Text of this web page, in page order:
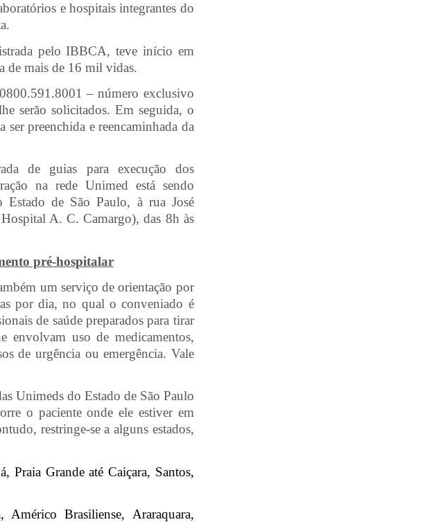
e hospitais integrantes do
pelo IBBCA, teve início em
de mais de 16 mil vidas.
– número exclusivo
serão solicitados. Em seguida, o
ser preenchida e reencaminhada da
de guias para execução dos
na rede Unimed está sendo
Estado de São Paulo, à rua José
A. C. Camargo), das 8h às
pré-hospitalar
um serviço de orientação por
por dia, no qual o conveniado é
de saúde preparados para tirar
envolvam uso de medicamentos,
de urgência ou emergência. Vale
Unimeds do Estado de São Paulo
o paciente onde ele estiver em
restringe-se a alguns estados,
Praia Grande até Caiçara, Santos,
Américo Brasiliense, Araraquara,